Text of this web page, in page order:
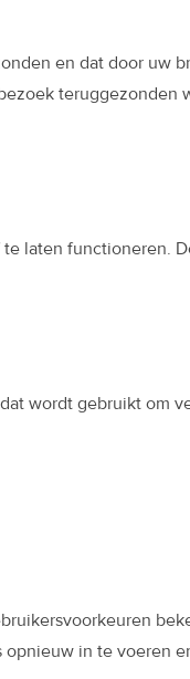
en dat door uw
teruggezonden
laten functioneren.
wordt gebruikt om
in te voeren